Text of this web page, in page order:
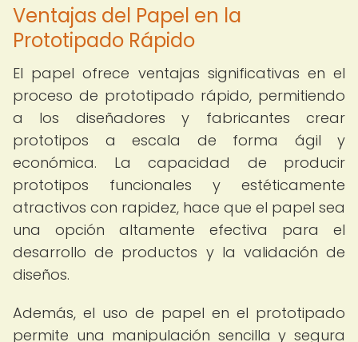
Ventajas del Papel en la
Prototipado Rápido
El papel ofrece ventajas significativas en el
proceso de prototipado rápido, permitiendo
a los diseñadores y fabricantes crear
prototipos a escala de forma ágil y
económica. La capacidad de producir
prototipos funcionales y estéticamente
atractivos con rapidez, hace que el papel sea
una opción altamente efectiva para el
desarrollo de productos y la validación de
diseños.
Además, el uso de papel en el prototipado
permite una manipulación sencilla y segura